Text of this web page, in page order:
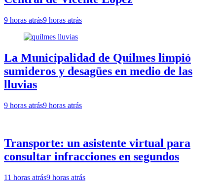
9 horas atrás9 horas atrás
La Municipalidad de Quilmes limpió
sumideros y desagües en medio de las
lluvias
9 horas atrás9 horas atrás
Transporte: un asistente virtual para
consultar infracciones en segundos
11 horas atrás9 horas atrás